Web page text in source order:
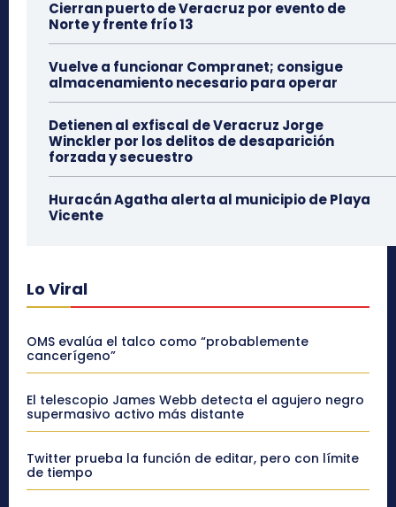
Cierran puerto de Veracruz por evento de
Norte y frente frío 13
Vuelve a funcionar Compranet; consigue
almacenamiento necesario para operar
Detienen al exfiscal de Veracruz Jorge
Winckler por los delitos de desaparición
forzada y secuestro
Huracán Agatha alerta al municipio de Playa
Vicente
Lo Viral
OMS evalúa el talco como “probablemente
cancerígeno”
El telescopio James Webb detecta el agujero negro
supermasivo activo más distante
Twitter prueba la función de editar, pero con límite
de tiempo